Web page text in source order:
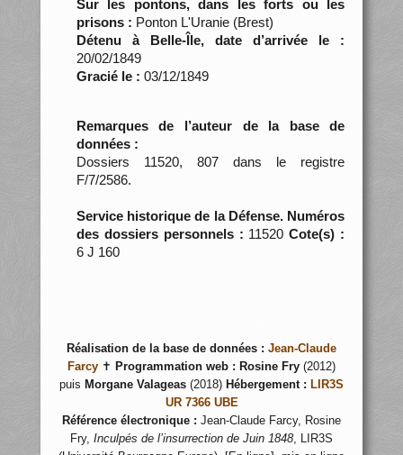
Sur les pontons, dans les forts ou les
prisons : Ponton L'Uranie (Brest)
Détenu à Belle-Île, date d’arrivée le :
20/02/1849
Gracié le : 03/12/1849
Remarques de l’auteur de la base de
données :
Dossiers 11520, 807 dans le registre
F/7/2586.
Service historique de la Défense. Numéros
des dossiers personnels : 11520Cote(s) :
6 J 160
Réalisation de la base de données : Jean-Claude
Farcy ✝ Programmation web : Rosine Fry (2012)
puis Morgane Valageas (2018) Hébergement : LIR3S
UR 7366 UBE
Référence électronique : Jean-Claude Farcy, Rosine
Fry, Inculpés de l’insurrection de Juin 1848, LIR3S